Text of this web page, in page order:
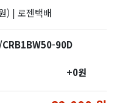
) | 로젠택배
CRB1BW50-90D
+0원